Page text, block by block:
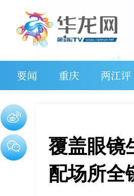
要闻 重庆 两江评
覆盖眼镜
配场所全